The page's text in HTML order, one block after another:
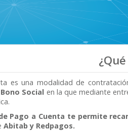
es una modalidad de
Social en la que mediante
Pago a Cuenta te permite
Abitab y Redpagos.